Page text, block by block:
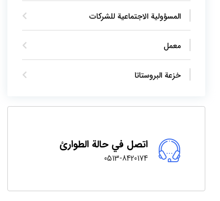
المسؤولية الاجتماعية للشركات
معمل
خزعة البروستاتا
اتصل في حالة الطوارئ
0513-8420174